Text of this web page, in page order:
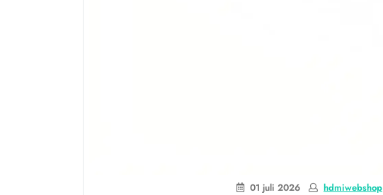
01 juli 2026 hdmiwebshop